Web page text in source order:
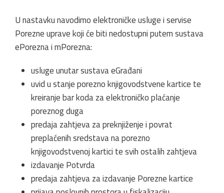
U nastavku navodimo elektroničke usluge i servise
Porezne uprave koji će biti nedostupni putem sustava
ePorezna i mPorezna:
usluge unutar sustava eGrađani
uvid u stanje porezno knjigovodstvene kartice te
kreiranje bar koda za elektroničko plaćanje
poreznog duga
predaja zahtjeva za preknjiženje i povrat
preplaćenih sredstava na porezno
knjigovodstvenoj kartici te svih ostalih zahtjeva
izdavanje Potvrda
predaja zahtjeva za izdavanje Porezne kartice